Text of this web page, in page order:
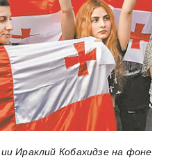
Ираклий Кобахидзе на фоне